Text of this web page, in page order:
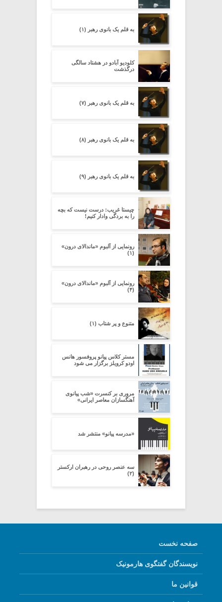
به قلم یک بانوی رهبر (۱)
کلودیو آبادو در هشتاد سالگی
درگذشت
به قلم یک بانوی رهبر (۷)
به قلم یک بانوی رهبر (۸)
به قلم یک بانوی رهبر (۹)
چیستا غریب: درست نیست که بچه
را به بردگی وادار کنیم!
رونمایی از آلبوم «ماندالای درون»
(۱)
رونمایی از آلبوم «ماندالای درون»
(۴)
متنوع و پر شتاب (۱)
مستر کلاس پیانو پروفسور هانس
اودو کرویلز برگزار می شود
مروری بر کنسرت «شب پیانوی
آهنگسازان معاصر ایرانی»
«مدرسه پیانو» منتشر شد
سه عنصر روحی در رهبران ارکستر
(۲)
صفحه نخست
نویسندگان گفتگوی هارمونیک
قوانین ما